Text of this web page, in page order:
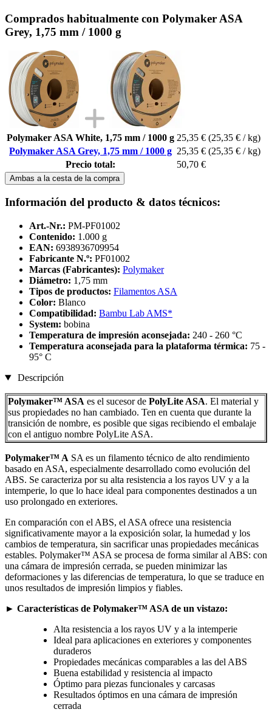
Comprados habitualmente con Polymaker ASA
Grey, 1,75 mm / 1000 g
Polymaker ASA White, 1,75 mm / 1000 g 25,35 € (25,35 € / kg)
Polymaker ASA Grey, 1,75 mm / 1000 g 25,35 € (25,35 € / kg)
Precio total:
50,70 €
Ambas a la cesta de la compra
Información del producto & datos técnicos:
Art.-Nr.: PM-PF01002
Contenido: 1.000 g
EAN: 6938936709954
Fabricante N.º: PF01002
Marcas (Fabricantes): Polymaker
Diámetro: 1,75 mm
Tipos de productos: Filamentos ASA
Color: Blanco
Compatibilidad: Bambu Lab AMS*
System: bobina
Temperatura de impresión aconsejada: 240 - 260 °C
Temperatura aconsejada para la plataforma térmica: 75 -
95° C
Descripción
Polymaker™ ASA es el sucesor de PolyLite ASA. El material y
sus propiedades no han cambiado. Ten en cuenta que durante la
transición de nombre, es posible que sigas recibiendo el embalaje
con el antiguo nombre PolyLite ASA.
Polymaker™ A SA es un filamento técnico de alto rendimiento
basado en ASA, especialmente desarrollado como evolución del
ABS. Se caracteriza por su alta resistencia a los rayos UV y a la
intemperie, lo que lo hace ideal para componentes destinados a un
uso prolongado en exteriores.
En comparación con el ABS, el ASA ofrece una resistencia
significativamente mayor a la exposición solar, la humedad y los
cambios de temperatura, sin sacrificar unas propiedades mecánicas
estables. Polymaker™ ASA se procesa de forma similar al ABS: con
una cámara de impresión cerrada, se pueden minimizar las
deformaciones y las diferencias de temperatura, lo que se traduce en
unos resultados de impresión limpios y fiables.
► Características de Polymaker™ ASA de un vistazo:
Alta resistencia a los rayos UV y a la intemperie
Ideal para aplicaciones en exteriores y componentes
duraderos
Propiedades mecánicas comparables a las del ABS
Buena estabilidad y resistencia al impacto
Óptimo para piezas funcionales y carcasas
Resultados óptimos en una cámara de impresión
cerrada